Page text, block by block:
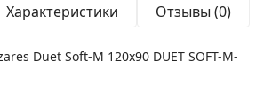
Характеристики Отзывы (0)
Duet Soft-М 120x90 DUET SOFT-M-